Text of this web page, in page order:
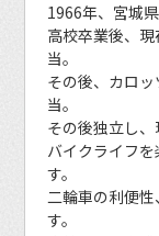
1966年、宮城
高校卒業後、
当。
その後、カロ
当。
その後独立し、
バイクライフ
す。
二輪車の利便
す。